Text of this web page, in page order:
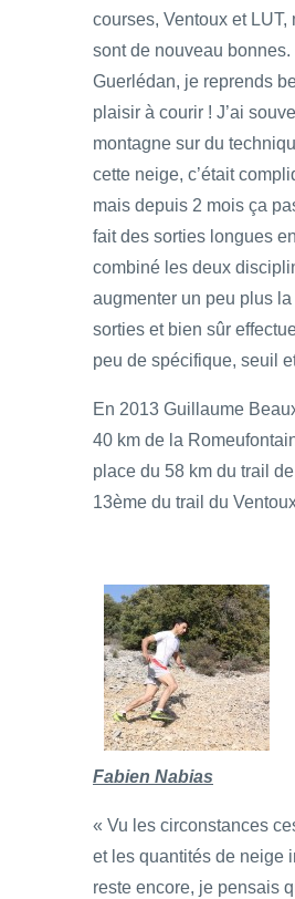
courses, Ventoux et LUT,
sont de nouveau
Guerlédan, je reprends
plaisir à courir ! J’ai
montagne sur du
cette neige, c’était
mais depuis 2 mois ça
fait des sorties longues
combiné les deux
augmenter un peu plus
sorties et bien sûr
peu de spécifique, seuil
En 2013 Guillaume
40 km de la
place du 58 km du trail
13ème du trail du
Fabien Nabias
« Vu les circonstances
et les quantités de neige
reste encore, je pensais